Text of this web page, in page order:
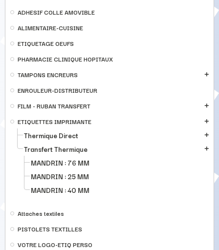
ADHESIF COLLE AMOVIBLE
ALIMENTAIRE-CUISINE
ETIQUETAGE OEUFS
PHARMACIE CLINIQUE HOPITAUX
TAMPONS ENCREURS
add
ENROULEUR-DISTRIBUTEUR
FILM - RUBAN TRANSFERT
add
ETIQUETTES IMPRIMANTE add
Thermique Direct add
Transfert Thermique add
MANDRIN : 76 MM
MANDRIN : 25 MM
MANDRIN : 40 MM
Attaches textiles
PISTOLETS TEXTILLES
VOTRE LOGO-ETIQ PERSO